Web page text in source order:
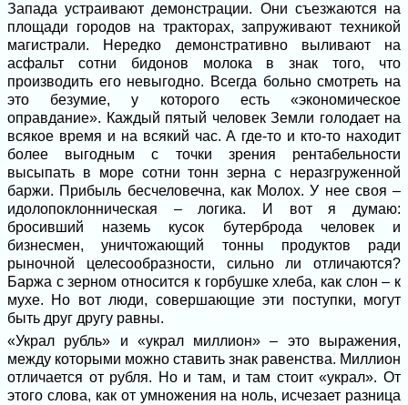
Запада устраивают демонстрации. Они съезжаются на
площади городов на тракторах, запруживают техникой
магистрали. Нередко демонстративно выливают на
асфальт сотни бидонов молока в знак того, что
производить его невыгодно. Всегда больно смотреть на
это безумие, у которого есть «экономическое
оправдание». Каждый пятый человек Земли голодает на
всякое время и на всякий час. А где-то и кто-то находит
более выгодным с точки зрения рентабельности
высыпать в море сотни тонн зерна с неразгруженной
баржи. Прибыль бесчеловечна, как Молох. У нее своя –
идолопоклонническая – логика. И вот я думаю:
бросивший наземь кусок бутерброда человек и
бизнесмен, уничтожающий тонны продуктов ради
рыночной целесообразности, сильно ли отличаются?
Баржа с зерном относится к горбушке хлеба, как слон – к
мухе. Но вот люди, совершающие эти поступки, могут
быть друг другу равны.
«Украл рубль» и «украл миллион» – это выражения,
между которыми можно ставить знак равенства. Миллион
отличается от рубля. Но и там, и там стоит «украл». От
этого слова, как от умножения на ноль, исчезает разница